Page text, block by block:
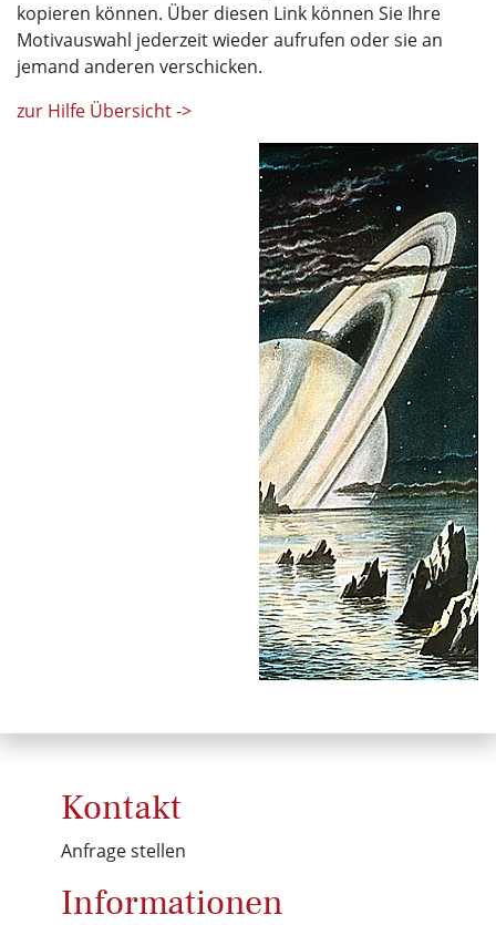
kopieren können. Über diesen Link können Sie Ihre
Motivauswahl jederzeit wieder aufrufen oder sie an
jemand anderen verschicken.
zur Hilfe Übersicht ->
Kontakt
Anfrage stellen
Informationen